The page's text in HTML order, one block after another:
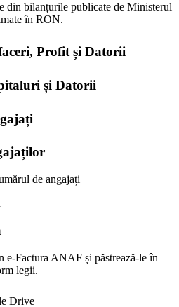
din bilanțurile publicate de Ministerul
în RON.
Profit și Datorii
și Datorii
de angajați
e-Factura ANAF și păstrează-le în
legii.
Drive